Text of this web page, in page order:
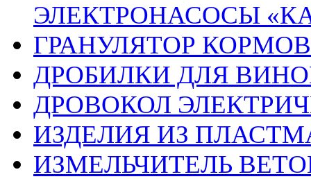
ЭЛЕКТРОНАСОСЫ
ГРАНУЛЯТОР
ДРОБИЛКИ ДЛЯ
ДРОВОКОЛ
ИЗДЕЛИЯ ИЗ
ИЗМЕЛЬЧИТЕЛЬ